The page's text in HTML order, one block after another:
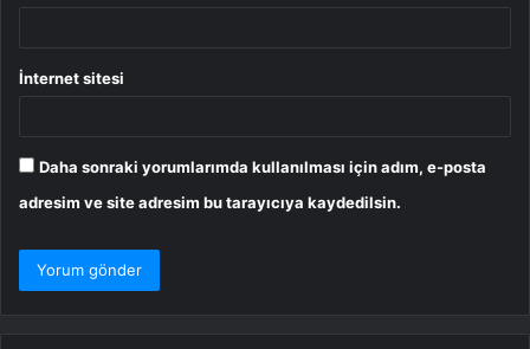
İnternet sitesi
Daha sonraki yorumlarımda kullanılması için adım, e-posta
adresim ve site adresim bu tarayıcıya kaydedilsin.